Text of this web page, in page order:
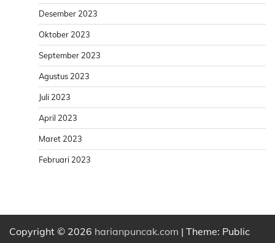
Desember 2023
Oktober 2023
September 2023
Agustus 2023
Juli 2023
April 2023
Maret 2023
Februari 2023
Copyright © 2026 harianpuncak.com | Theme: Public